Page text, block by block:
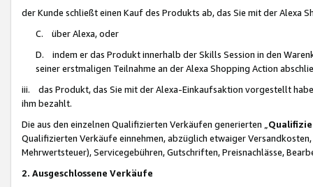
der Kunde schließt einen Kauf des Produkts ab, das Sie mit der Alexa
C. über Alexa, oder
D. indem er das Produkt innerhalb der Skills Session in den
seiner erstmaligen Teilnahme an der Alexa Shopping Action
iii. das Produkt, das Sie mit der Alexa-Einkaufsaktion vorgestellt
ihm bezahlt.
Die aus den einzelnen Qualifizierten Verkäufen generierten „
Qualifizierten Verkäufe einnehmen, abzüglich etwaiger
Mehrwertsteuer), Servicegebühren, Gutschriften, Preisnachlässe,
2. Ausgeschlossene Verkäufe